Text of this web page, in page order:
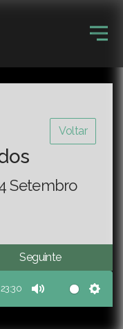
Voltar
Setembro
Seguinte
23:30
Mute